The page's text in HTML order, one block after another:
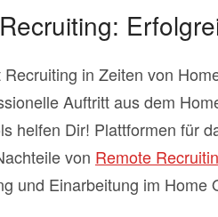
in Zeiten von
Auftritt aus dem
helfen Dir! Plattformen für
von Remote
und Einarbeitung im Home